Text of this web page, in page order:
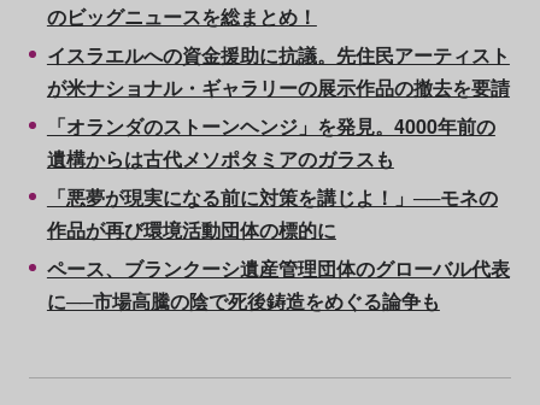
のビッグニュースを総まとめ！
イスラエルへの資金援助に抗議。先住民アーティスト
が米ナショナル・ギャラリーの展示作品の撤去を要請
「オランダのストーンヘンジ」を発見。4000年前の
遺構からは古代メソポタミアのガラスも
「悪夢が現実になる前に対策を講じよ！」──モネの
作品が再び環境活動団体の標的に
ペース、ブランクーシ遺産管理団体のグローバル代表
に──市場高騰の陰で死後鋳造をめぐる論争も